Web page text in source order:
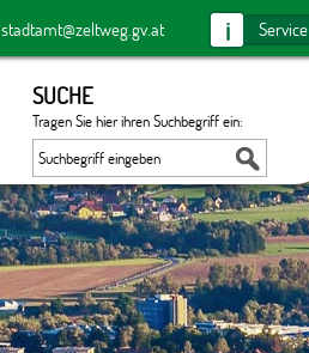
stadtamt@zeltweg.gv.at i Service
SUCHE
Tragen Sie hier ihren Suchbegriff ein: